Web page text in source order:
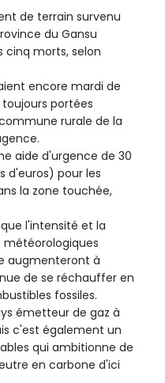
de terrain survenu
du Gansu
morts, selon
encore mardi de
toujours portées
rurale de la
aide d'urgence de 30
d'euros) pour les
la zone touchée,
l'intensité et la
augmenteront à
de se réchauffer en
fossiles.
émetteur de gaz à
c'est également un
qui ambitionne de
en carbone d'ici